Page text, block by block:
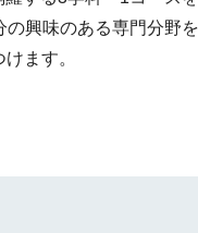
興味のある専門分野を
ます。